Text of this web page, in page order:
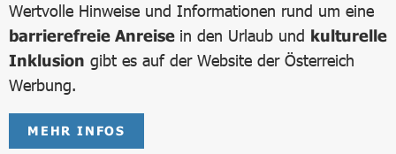
Wertvolle Hinweise und Informationen rund um eine
barrierefreie Anreise in den Urlaub und kulturelle
Inklusion gibt es auf der Website der Österreich
Werbung.
MEHR INFOS